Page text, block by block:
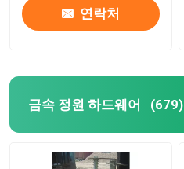
연락처
금속 정원 하드웨어 (679)